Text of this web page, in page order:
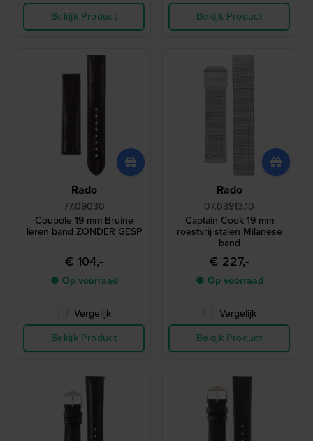
Bekijk Product
Bekijk Product
Rado
77.09030
Coupole 19 mm Bruine
leren band ZONDER GESP
€ 104,-
● Op voorraad
Vergelijk
Bekijk Product
Rado
07.03913.10
Captain Cook 19 mm
roestvrij stalen Milanese
band
€ 227,-
● Op voorraad
Vergelijk
Bekijk Product